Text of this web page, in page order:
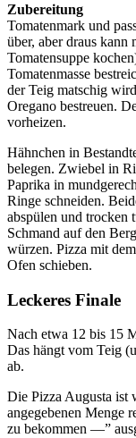
Zubereitung
Tomatenmark und
über, aber draus kann
Tomatensuppe
Tomatenmasse
der Teig matschig
Oregano bestreuen.
vorheizen.
Hähnchen in
belegen. Zwiebel in
Paprika in
Ringe schneiden.
abspülen und trocken
Schmand auf den
würzen. Pizza mit
Ofen schieben.
Leckeres Finale
Nach etwa 12 bis 15
Das hängt vom Teig
ab.
Die Pizza Augusta ist
angegebenen Menge
zu bekommen —”